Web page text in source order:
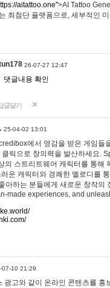
aitattoo.one">AI Tattoo
최첨단 플랫폼으로, 세부적인
26-07-27 12:47
댓글내용 확인
글달기
25-04-02 13:01
에서 영감을 받은 게임들
클릭으로 창의력을 발산하세요.
의 스트리트웨어 캐릭터를 통해
운 캐릭터와 경쾌한 멜로디를
아하는 분들에게 새로운 창작
made experiences, and
07-10 21:29
광고와 같이 온라인 콘텐츠를